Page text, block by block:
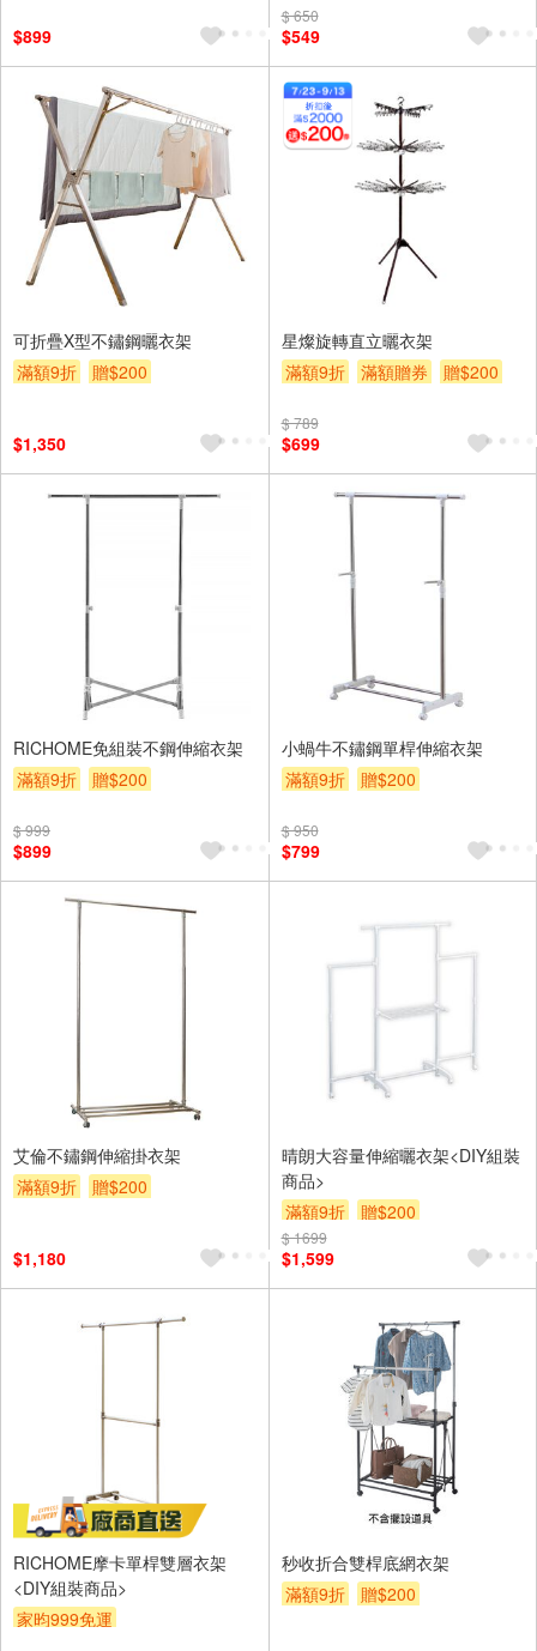
$899
$ 650
$549
可折疊X型不鏽鋼曬衣架
滿額9折
贈$200
$1,350
星燦旋轉直立曬衣架
滿額9折
滿額贈券 贈$200
$ 789
$699
RICHOME免組裝不鋼伸縮衣架
滿額9折
贈$200
$ 999
$899
小蝸牛不鏽鋼單桿伸縮衣架
滿額9折
贈$200
$ 950
$799
艾倫不鏽鋼伸縮掛衣架
滿額9折
贈$200
$1,180
晴朗大容量伸縮曬衣架<DIY組裝
商品>
滿額9折
贈$200
$ 1699
$1,599
RICHOME摩卡單桿雙層衣架
<DIY組裝商品>
家昀999免運
秒收折合雙桿底網衣架
滿額9折
贈$200